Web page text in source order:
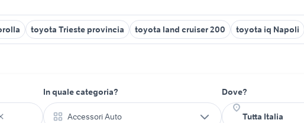
toyota Trieste provincia toyota land cruiser 200 toyota iq Napoli
In quale categoria?
Accessori Auto
Dove?